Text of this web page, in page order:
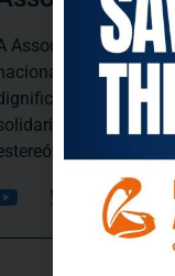
Associação
dedica-se
respeito,
negativos